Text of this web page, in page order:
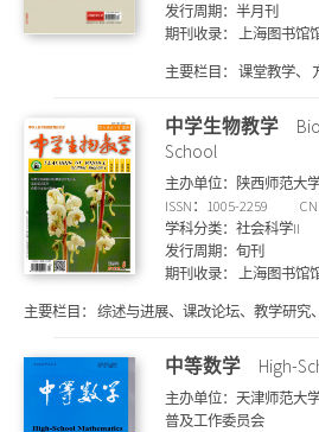
发行周期：半月刊
期刊收录： 上海图书馆
主要栏目： 课堂教学、
材、 博硕论坛、 写作、
语言、 考试评价、 名家
手记、 撷英、 考试、 语
中学生物教学
School
主办单位：陕西师范大
ISSN：1005-2259
学科分类：社会科学II
发行周期：旬刊
期刊收录： 上海图书馆
主要栏目： 综述与进展、课改论坛、教学研究
辅导、试题分析、生物学与社会等
中等数学 High-
主办单位：天津师范大
普及工作委员会